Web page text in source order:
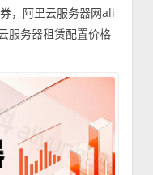
，阿里云服务器网ali
服务器租赁配置价格